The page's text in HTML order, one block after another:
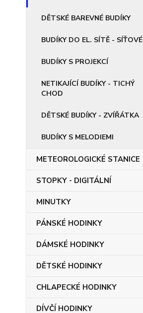
DĚTSKÉ BAREVNÉ BUDÍKY
BUDÍKY DO EL. SÍTĚ - SÍŤOVÉ
BUDÍKY S PROJEKCÍ
NETIKAJÍCÍ BUDÍKY - TICHÝ
CHOD
DĚTSKÉ BUDÍKY - ZVÍŘÁTKA
BUDÍKY S MELODIEMI
METEOROLOGICKÉ STANICE
STOPKY - DIGITÁLNÍ
MINUTKY
PÁNSKÉ HODINKY
DÁMSKÉ HODINKY
DĚTSKÉ HODINKY
CHLAPECKÉ HODINKY
DÍVČÍ HODINKY